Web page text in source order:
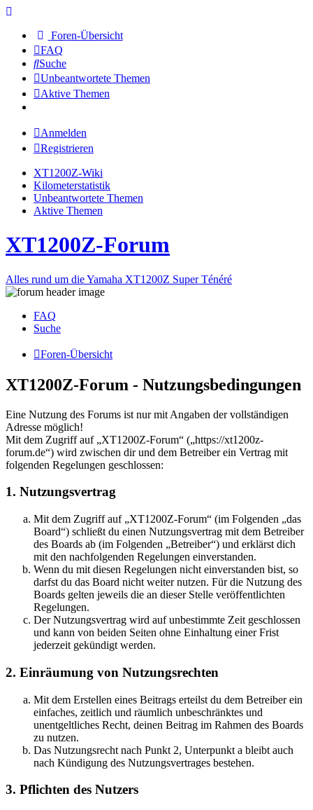
Foren-Übersicht
FAQ
Suche
Unbeantwortete Themen
Aktive Themen
Anmelden
Registrieren
XT1200Z-Wiki
Kilometerstatistik
Unbeantwortete Themen
Aktive Themen
XT1200Z-Forum
Alles rund um die Yamaha XT1200Z Super Ténéré
FAQ
Suche
Foren-Übersicht
XT1200Z-Forum - Nutzungsbedingungen
Eine Nutzung des Forums ist nur mit Angaben der vollständigen
Adresse möglich!
Mit dem Zugriff auf „XT1200Z-Forum“ („https://xt1200z-
forum.de“) wird zwischen dir und dem Betreiber ein Vertrag mit
folgenden Regelungen geschlossen:
1. Nutzungsvertrag
Mit dem Zugriff auf „XT1200Z-Forum“ (im Folgenden „das
Board“) schließt du einen Nutzungsvertrag mit dem Betreiber
des Boards ab (im Folgenden „Betreiber“) und erklärst dich
mit den nachfolgenden Regelungen einverstanden.
Wenn du mit diesen Regelungen nicht einverstanden bist, so
darfst du das Board nicht weiter nutzen. Für die Nutzung des
Boards gelten jeweils die an dieser Stelle veröffentlichten
Regelungen.
Der Nutzungsvertrag wird auf unbestimmte Zeit geschlossen
und kann von beiden Seiten ohne Einhaltung einer Frist
jederzeit gekündigt werden.
2. Einräumung von Nutzungsrechten
Mit dem Erstellen eines Beitrags erteilst du dem Betreiber ein
einfaches, zeitlich und räumlich unbeschränktes und
unentgeltliches Recht, deinen Beitrag im Rahmen des Boards
zu nutzen.
Das Nutzungsrecht nach Punkt 2, Unterpunkt a bleibt auch
nach Kündigung des Nutzungsvertrages bestehen.
3. Pflichten des Nutzers